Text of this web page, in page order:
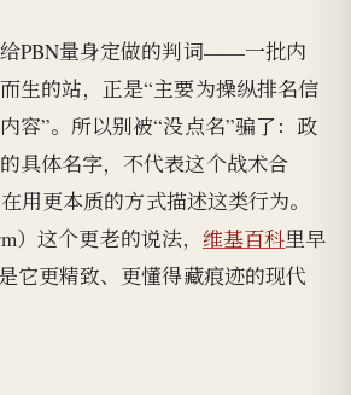
PBN量身定做的判词——一批内
生的站，正是“主要为操纵排名信
容”。所以别被“没点名”骗了：政
具体名字，不代表这个战术合
用更本质的方式描述这类行为。
）这个更老的说法， 维基百科里早
它更精致、更懂得藏痕迹的现代